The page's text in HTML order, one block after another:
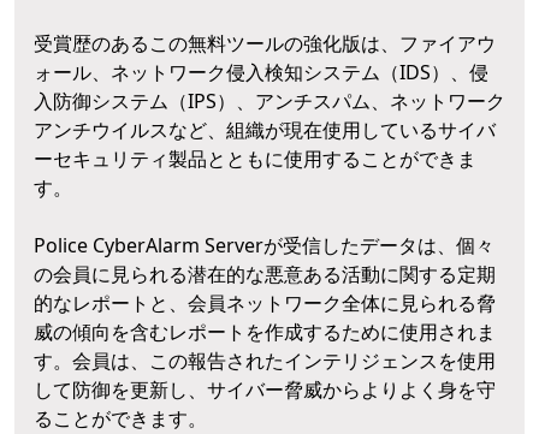
受賞歴のあるこの無料ツールの強化版は、ファイアウ
ォール、ネットワーク侵入検知システム（IDS）、侵
入防御システム（IPS）、アンチスパム、ネットワーク
アンチウイルスなど、組織が現在使用しているサイバ
ーセキュリティ製品とともに使用することができま
す。
Police CyberAlarm Serverが受信したデータは、個々
の会員に見られる潜在的な悪意ある活動に関する定期
的なレポートと、会員ネットワーク全体に見られる脅
威の傾向を含むレポートを作成するために使用されま
す。会員は、この報告されたインテリジェンスを使用
して防御を更新し、サイバー脅威からよりよく身を守
ることができます。